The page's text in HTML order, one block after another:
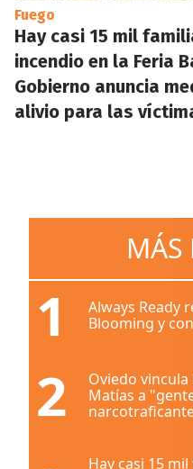
Fuego
Hay casi 15 mil
incendio en la Feria
Gobierno anuncia
alivio para las
MÁS
1
Always Ready
Blooming y
2
Oviedo vincula
Matías a
Hay casi 15